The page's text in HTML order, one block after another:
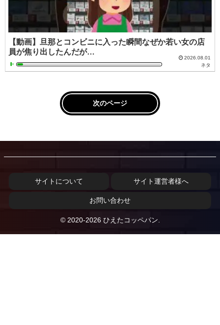
【動画】旦那とコンビニに入った瞬間なぜか若い女の店
員が焦り出したんだが…
2026.08.01
ネタ
次のページ
サイトについて サイト運営者様へ
お問い合わせ
© 2020-2026 ひえたコッペパン.